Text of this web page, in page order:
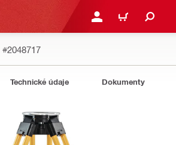
PRIHLÁSIŤ ALEBO
KOŠÍK
#2048717
Technické údaje Dokumenty